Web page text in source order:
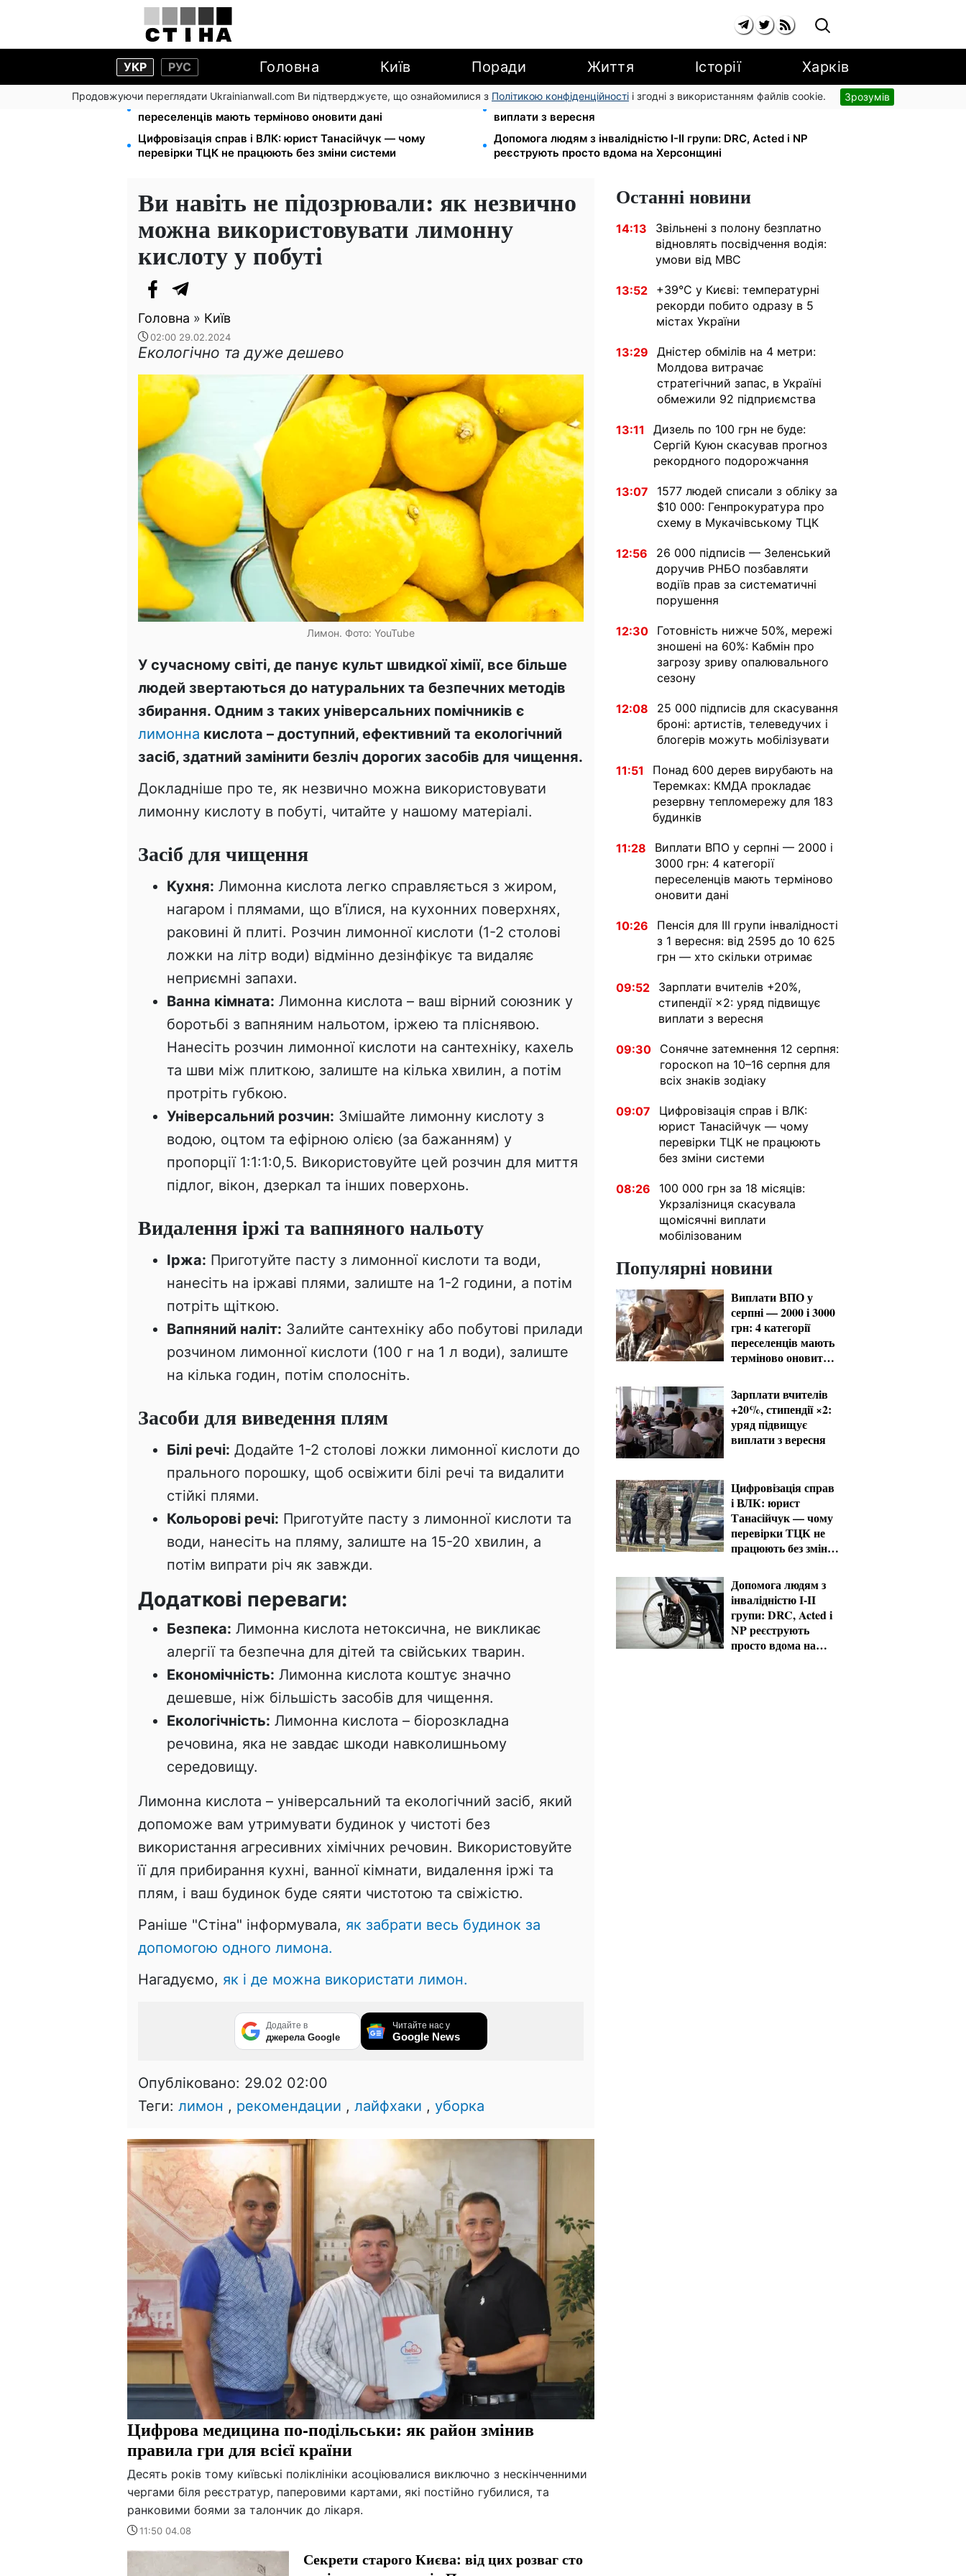
УКР РУС Головна Київ Поради Життя Історії Харків
Продовжуючи переглядати Ukrainianwall.com Ви підтверджуєте, що ознайомилися з Політикою конфіденційності і згодні з використанням файлів cookie. Зрозумів
Виплати ВПО у серпні — 2000 і 3000 грн: 4 категорії
переселенців мають терміново оновити дані
Зарплати вчителів +20%, стипендії ×2: уряд підвищує
виплати з вересня
Цифровізація справ і ВЛК: юрист Танасійчук — чому
перевірки ТЦК не працюють без зміни системи
Допомога людям з інвалідністю I-II групи: DRC, Acted і NP
реєструють просто вдома на Херсонщині
Ви навіть не підозрювали: як незвично
можна використовувати лимонну
кислоту у побуті
Головна » Київ
02:00 29.02.2024
Екологічно та дуже дешево
Лимон. Фото: YouTube
У сучасному світі, де панує культ швидкої хімії, все більше
людей звертаються до натуральних та безпечних методів
збирання. Одним з таких універсальних помічників є
лимонна кислота – доступний, ефективний та екологічний
засіб, здатний замінити безліч дорогих засобів для чищення.
Докладніше про те, як незвично можна використовувати
лимонну кислоту в побуті, читайте у нашому матеріалі.
Засіб для чищення
Кухня: Лимонна кислота легко справляється з жиром,
нагаром і плямами, що в'їлися, на кухонних поверхнях,
раковині й плиті. Розчин лимонної кислоти (1-2 столові
ложки на літр води) відмінно дезінфікує та видаляє
неприємні запахи.
Ванна кімната: Лимонна кислота – ваш вірний союзник у
боротьбі з вапняним нальотом, іржею та пліснявою.
Нанесіть розчин лимонної кислоти на сантехніку, кахель
та шви між плиткою, залиште на кілька хвилин, а потім
протріть губкою.
Універсальний розчин: Змішайте лимонну кислоту з
водою, оцтом та ефірною олією (за бажанням) у
пропорції 1:1:1:0,5. Використовуйте цей розчин для миття
підлог, вікон, дзеркал та інших поверхонь.
Видалення іржі та вапняного нальоту
Іржа: Приготуйте пасту з лимонної кислоти та води,
нанесіть на іржаві плями, залиште на 1-2 години, а потім
потріть щіткою.
Вапняний наліт: Залийте сантехніку або побутові прилади
розчином лимонної кислоти (100 г на 1 л води), залиште
на кілька годин, потім сполосніть.
Засоби для виведення плям
Білі речі: Додайте 1-2 столові ложки лимонної кислоти до
прального порошку, щоб освіжити білі речі та видалити
стійкі плями.
Кольорові речі: Приготуйте пасту з лимонної кислоти та
води, нанесіть на пляму, залиште на 15-20 хвилин, а
потім випрати річ як завжди.
Додаткові переваги:
Безпека: Лимонна кислота нетоксична, не викликає
алергії та безпечна для дітей та свійських тварин.
Економічність: Лимонна кислота коштує значно
дешевше, ніж більшість засобів для чищення.
Екологічність: Лимонна кислота – біорозкладна
речовина, яка не завдає шкоди навколишньому
середовищу.
Лимонна кислота – універсальний та екологічний засіб, який
допоможе вам утримувати будинок у чистоті без
використання агресивних хімічних речовин. Використовуйте
її для прибирання кухні, ванної кімнати, видалення іржі та
плям, і ваш будинок буде сяяти чистотою та свіжістю.
Раніше "Стіна" інформувала, як забрати весь будинок за
допомогою одного лимона.
Нагадуємо, як і де можна використати лимон.
Додайте в
джерела Google
Читайте нас у
Google News
Опубліковано: 29.02 02:00
Теги: лимон , рекомендации , лайфхаки , уборка
Цифрова медицина по-подільськи: як район змінив
правила гри для всієї країни
Десять років тому київські поліклініки асоціювалися виключно з нескінченними
чергами біля реєстратур, паперовими картами, які постійно губилися, та
ранковими боями за талончик до лікаря.
11:50 04.08
Секрети старого Києва: від цих розваг сто
Останні новини
14:13
Звільнені з полону безплатно
відновлять посвідчення водія:
умови від МВС
13:52
+39°C у Києві: температурні
рекорди побито одразу в 5
містах України
13:29
Дністер обмілів на 4 метри:
Молдова витрачає
стратегічний запас, в Україні
обмежили 92 підприємства
13:11
Дизель по 100 грн не буде:
Сергій Куюн скасував прогноз
рекордного подорожчання
13:07
1577 людей списали з обліку за
$10 000: Генпрокуратура про
схему в Мукачівському ТЦК
12:56
26 000 підписів — Зеленський
доручив РНБО позбавляти
водіїв прав за систематичні
порушення
12:30
Готовність нижче 50%, мережі
зношені на 60%: Кабмін про
загрозу зриву опалювального
сезону
12:08
25 000 підписів для скасування
броні: артистів, телеведучих і
блогерів можуть мобілізувати
11:51
Понад 600 дерев вирубають на
Теремках: КМДА прокладає
резервну тепломережу для 183
будинків
11:28
Виплати ВПО у серпні — 2000 і
3000 грн: 4 категорії
переселенців мають терміново
оновити дані
10:26
Пенсія для III групи інвалідності
з 1 вересня: від 2595 до 10 625
грн — хто скільки отримає
09:52
Зарплати вчителів +20%,
стипендії ×2: уряд підвищує
виплати з вересня
09:30
Сонячне затемнення 12 серпня:
гороскоп на 10–16 серпня для
всіх знаків зодіаку
09:07
Цифровізація справ і ВЛК:
юрист Танасійчук — чому
перевірки ТЦК не працюють
без зміни системи
08:26
100 000 грн за 18 місяців:
Укрзалізниця скасувала
щомісячні виплати
мобілізованим
Популярні новини
Виплати ВПО у
серпні — 2000 і 3000
грн: 4 категорії
переселенців мають
терміново оновити
Зарплати вчителів
+20%, стипендії ×2:
уряд підвищує
виплати з вересня
Цифровізація справ
і ВЛК: юрист
Танасійчук — чому
перевірки ТЦК не
працюють без зміни
Допомога людям з
інвалідністю I-II
групи: DRC, Acted і
NP реєструють
просто вдома на